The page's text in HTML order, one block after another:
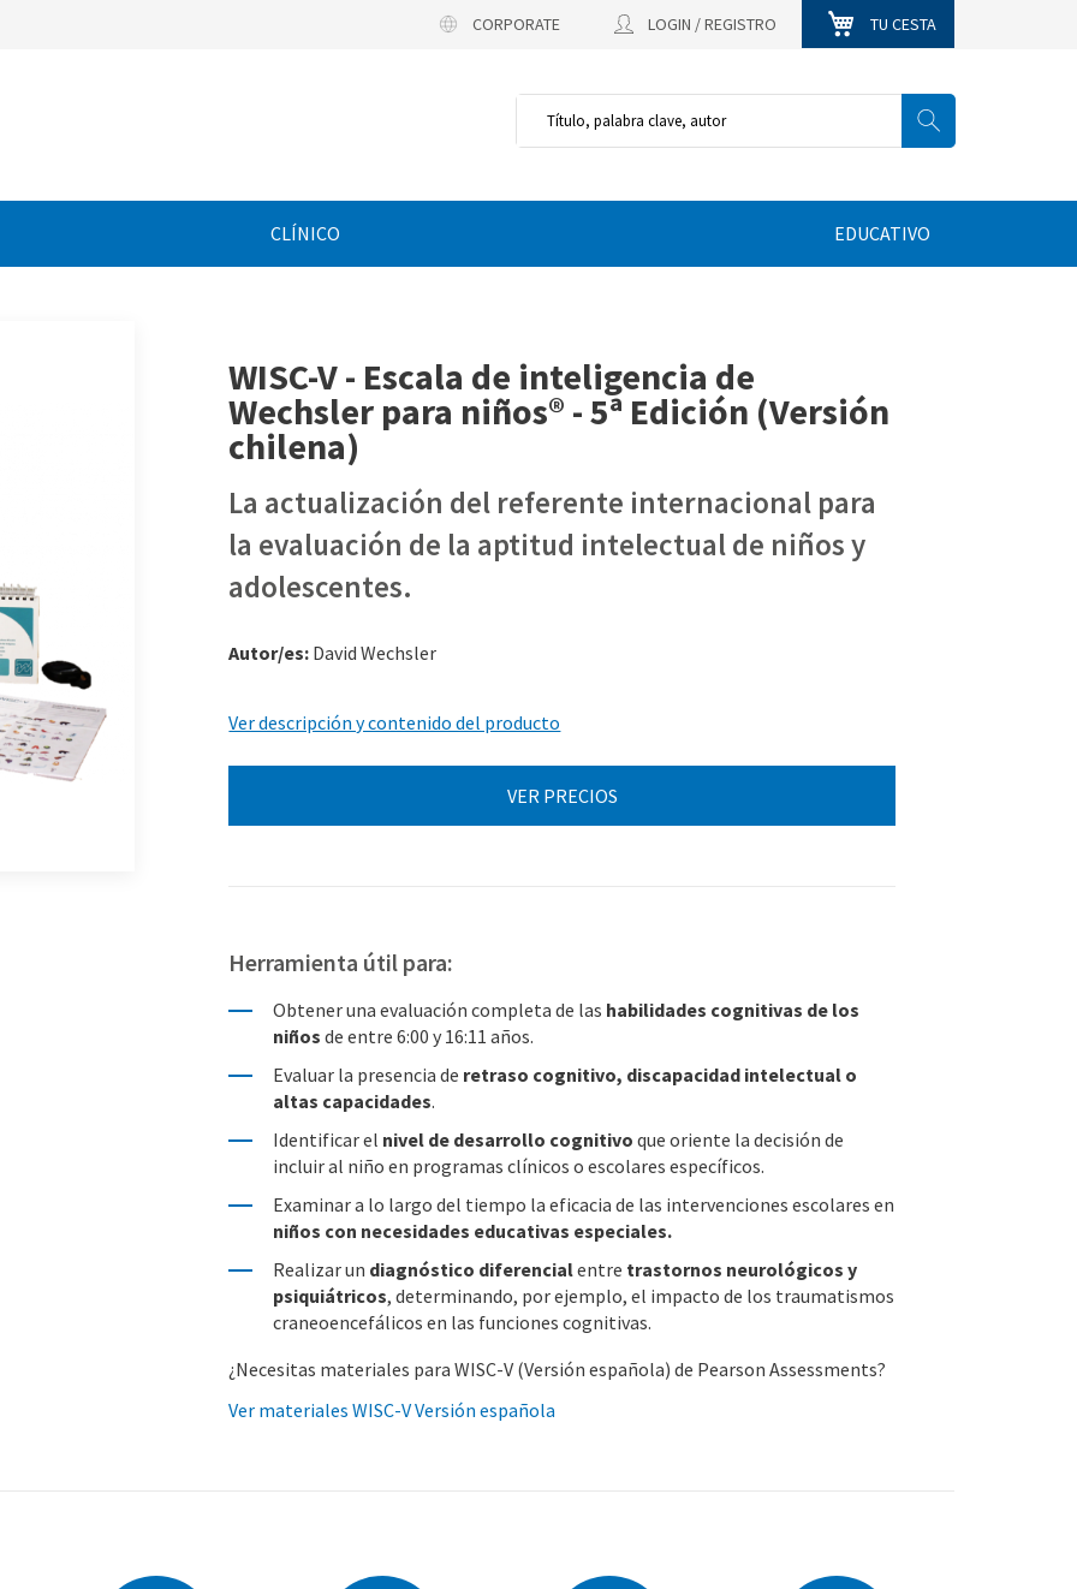
TU CESTA
CORPORATE LOGIN / REGISTRO
CLÍNICO EDUCATIVO
WISC-V - Escala de inteligencia de
Wechsler para niños® - 5ª Edición (Versión
chilena)
La actualización del referente internacional para
la evaluación de la aptitud intelectual de niños y
adolescentes.
Autor/es: David Wechsler
Ver descripción y contenido del producto
VER PRECIOS
Herramienta útil para:
Obtener una evaluación completa de las habilidades cognitivas de los
niños de entre6:00 y 16:11 años.
Evaluar la presencia de retraso cognitivo, discapacidad intelectual o
altas capacidades.
Identificar el nivel de desarrollo cognitivo que oriente la decisión de
incluir al niño en programas clínicos o escolares específicos.
Examinar a lo largo del tiempo la eficacia de las intervenciones escolares en
niños con necesidades educativas especiales.
Realizar un diagnóstico diferencialentre trastornos neurológicos y
psiquiátricos, determinando, por ejemplo, el impacto de los traumatismos
craneoencefálicos en las funciones cognitivas.
¿Necesitas materiales para WISC-V (Versión española) de Pearson Assessments?
Ver materiales WISC-V Versión española